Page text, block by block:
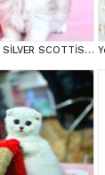
BİBLO GİBİ SİLVER SCOTTİSH FOLD LONGHAİR